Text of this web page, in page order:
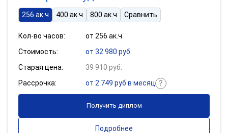
256 ак.ч 400 ак.ч 800 ак.ч Сравнить
Кол-во часов:
от 256 ак.ч
Стоимость:
от 32 980 руб.
Старая цена:
39 910 руб.
Рассрочка:
от 2 749 руб в месяц
Получить диплом
Подробнее